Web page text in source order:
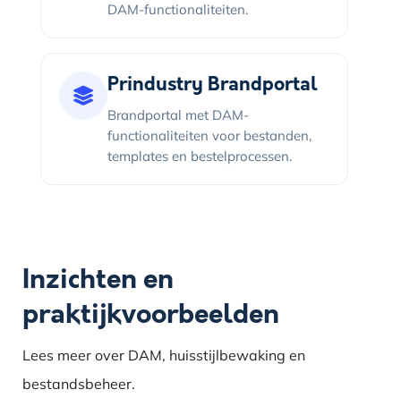
DAM-functionaliteiten.
Prindustry Brandportal
Brandportal met DAM-
functionaliteiten voor bestanden,
templates en bestelprocessen.
Inzichten en
praktijkvoorbeelden
Lees meer over DAM, huisstijlbewaking en
bestandsbeheer.